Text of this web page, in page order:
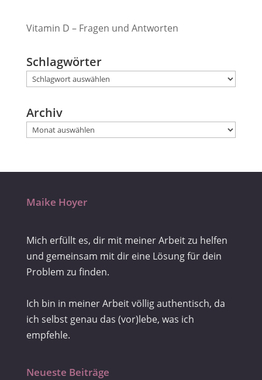
Vitamin D – Fragen und Antworten
Schlagwörter
Archiv
Maike Hoyer
Mich erfüllt es, dir mit meiner Arbeit zu helfen
und gemeinsam mit dir eine Lösung für dein
Problem zu finden.
Ich bin in meiner Arbeit völlig authentisch, da
ich selbst genau das (vor)lebe, was ich
empfehle.
Neueste Beiträge